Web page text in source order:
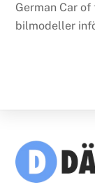
German Car
bilmodeller